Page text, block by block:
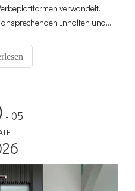
verwandelt.
Inhalten und
datengesteuerte Werbung
auf ein neues
- 05